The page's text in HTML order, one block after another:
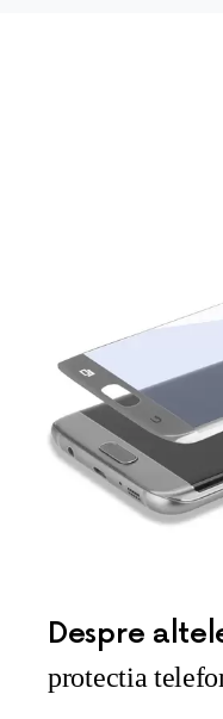
Despre
protectia